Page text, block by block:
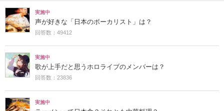
実施中
声が好きな「日本のボーカリスト」は？
回答数：49412
実施中
歌が上手だと思うホロライブのメンバーは？
回答数：23836
実施中